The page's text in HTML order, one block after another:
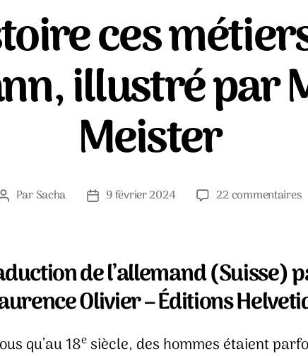
ces
illustré par
Meister
Auteur
ParSacha
Date9 février 2024 22 commentairessur
–
de l’allemand (Suisse)
Olivier – Éditions
qu’au 18esiècle, des hommes étaient